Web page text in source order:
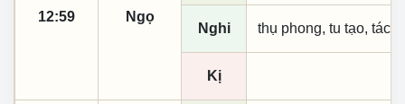
12:59
Ngọ
Nghi thụ phong, tu tạo, tác
Kị